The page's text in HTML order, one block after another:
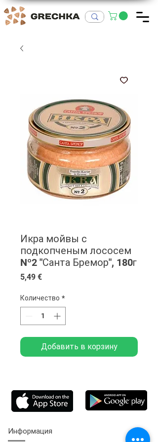
Икра мойвы с
подкопченым лососем
Nº2 "Санта Бремор", 180г
5,49 €Цена
Количество *
Добавить в корзину
Информация